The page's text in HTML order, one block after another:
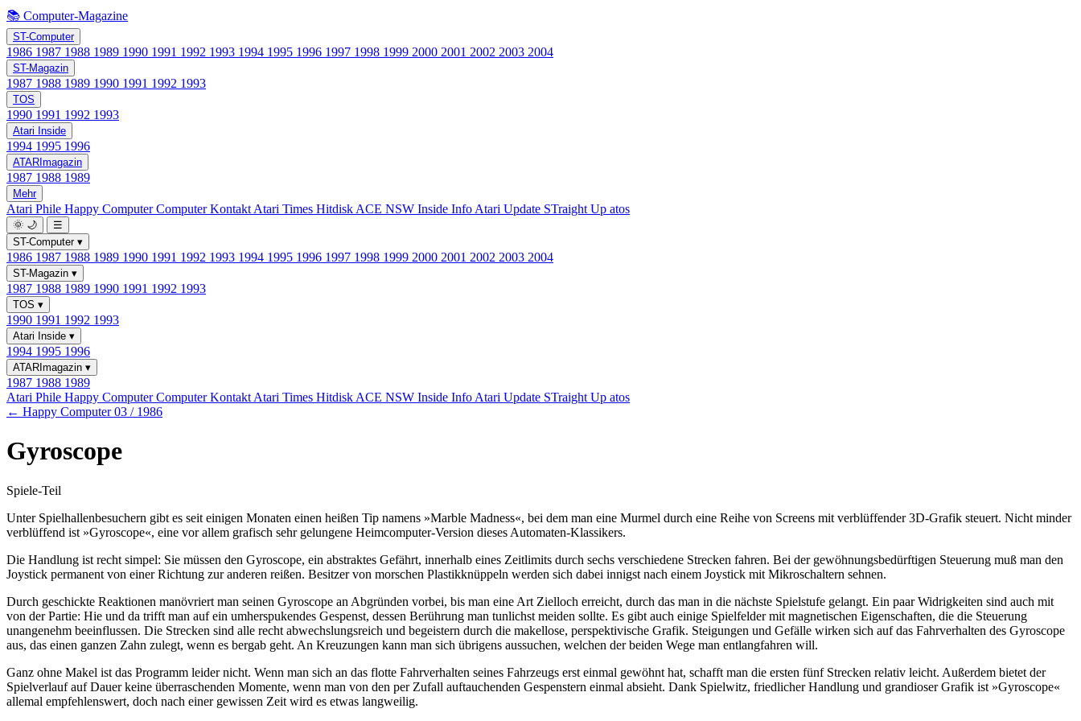
📚 Computer-Magazine
ST-Computer
1986 1987 1988 1989 1990 1991 1992 1993 1994 1995 1996 1997 1998 1999 2000 2001 2002 2003 2004
ST-Magazin
1987 1988 1989 1990 1991 1992 1993
TOS
1990 1991 1992 1993
Atari Inside
1994 1995 1996
ATARImagazin
1987 1988 1989
Mehr
Atari Phile Happy ComputerComputer Kontakt Atari Times Hitdisk ACE NSW Inside Info Atari Update STraight Up atos
🌞 🌙
☰
ST-Computer ▾
1986 1987 1988 1989 1990 1991 1992 1993 1994 1995 1996 1997 1998 1999 2000 2001 2002 2003 2004
ST-Magazin ▾
1987 1988 1989 1990 1991 1992 1993
TOS ▾
1990 1991 1992 1993
Atari Inside ▾
1994 1995 1996
ATARImagazin ▾
1987 1988 1989
Atari Phile Happy ComputerComputer Kontakt Atari Times Hitdisk ACE NSW Inside Info Atari Update STraight Up atos
← Happy Computer 03 / 1986
Gyroscope
Spiele-Teil
Unter Spielhallenbesuchern gibt es seit einigen Monaten einen heißen Tip namens »Marble Madness«, bei dem man eine Murmel durch eine Reihe von Screens mit verblüffender 3D-Grafik steuert. Nicht minder
verblüffend ist »Gyroscope«, eine vor allem grafisch sehr gelungene Heimcomputer-Version dieses Automaten-Klassikers.
Die Handlung ist recht simpel: Sie müssen den Gyroscope, ein abstraktes Gefährt, innerhalb eines Zeitlimits durch sechs verschiedene Strecken fahren. Bei der gewöhnungsbedürftigen Steuerung muß man den
Joystick permanent von einer Richtung zur anderen reißen. Besitzer von morschen Plastikknüppeln werden sich dabei innigst nach einem Joystick mit Mikroschaltern sehnen.
Durch geschickte Reaktionen manövriert man seinen Gyroscope an Abgründen vorbei, bis man eine Art Zielloch erreicht, durch das man in die nächste Spielstufe gelangt. Ein paar Widrigkeiten sind auch mit
von der Partie: Hie und da trifft man auf ein umherspukendes Gespenst, dessen Berührung man tunlichst meiden sollte. Es gibt auch einige Spielfelder mit magnetischen Eigenschaften, die die Steuerung
unangenehm beeinflussen. Die Strecken sind alle recht abwechslungsreich und begeistern durch die makellose, perspektivische Grafik. Steigungen und Gefälle wirken sich auf das Fahrverhalten des Gyroscope
aus, das einen ganzen Zahn zulegt, wenn es bergab geht. An Kreuzungen kann man sich übrigens aussuchen, welchen der beiden Wege man entlangfahren will.
Ganz ohne Makel ist das Programm leider nicht. Wenn man sich an das flotte Fahrverhalten seines Fahrzeugs erst einmal gewöhnt hat, schafft man die ersten fünf Strecken relativ leicht. Außerdem bietet der
Spielverlauf auf Dauer keine überraschenden Momente, wenn man von den per Zufall auftauchenden Gespenstern einmal absieht. Dank Spielwitz, friedlicher Handlung und grandioser Grafik ist »Gyroscope«
allemal empfehlenswert, doch nach einer gewissen Zeit wird es etwas langweilig.